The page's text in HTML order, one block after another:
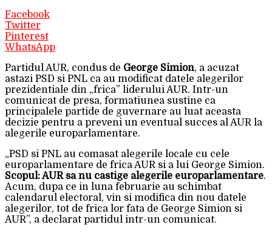
Facebook
Twitter
Pinterest
WhatsApp
Partidul AUR, condus de George Simion, a acuzat
astazi PSD si PNL ca au modificat datele alegerilor
prezidentiale din „frica” liderului AUR. Intr-un
comunicat de presa, formatiunea sustine ca
principalele partide de guvernare au luat aceasta
decizie pentru a preveni un eventual succes al AUR la
alegerile europarlamentare.
„PSD si PNL au comasat alegerile locale cu cele
europarlamentare de frica AUR si a lui George Simion.
Scopul: AUR sa nu castige alegerile europarlamentare.
Acum, dupa ce in luna februarie au schimbat
calendarul electoral, vin si modifica din nou datele
alegerilor, tot de frica lor fata de George Simion si
AUR”, a declarat partidul intr-un comunicat.